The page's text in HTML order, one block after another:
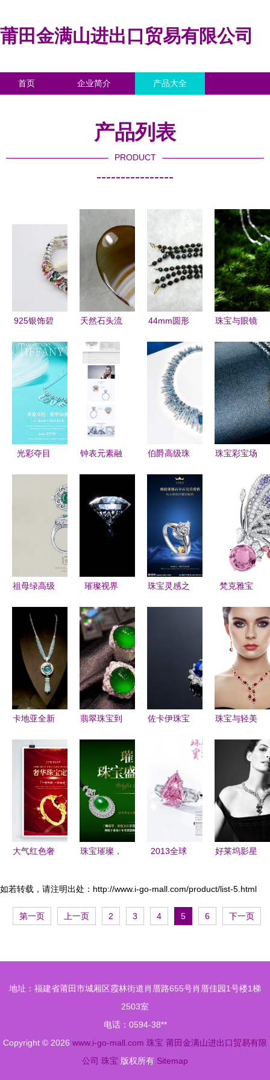
莆田金满山进出口贸易有限公司
首页 企业简介 产品大全
产品列表
PRODUCT
----------------
925银饰碧
天然宝石与
精湛工艺的
完美结合
天然石头流
宝石吊牌最
新产品与市
场指南
44mm圆形
戒面工艺品
的价格、厂
家、图片及
钟表应用
珠宝与眼镜
修图技巧
光彩夺目
钟表元素融
计效果图
伯爵高级珠
璀璨艺术的
极致奢华
珠宝彩宝场
品赏析
（一）
祖母绿高级
打造专属传
世戒指的艺
璀璨视界
宝与眼镜的
完美融合
珠宝灵感之
梵克雅宝
蝶珠宝 奢
华馆中的灵
动诗篇
卡地亚全新
Magicien高
级珠宝展登
陆上海
翡翠珠宝到
小时佩戴？
你一直理解
错的关键点
佐卡伊珠宝
宝石定制钻
石项链的艺
术魅力
珠宝与轻美
孩的时尚肖
大气红色奢
海报 眼镜
珠宝璀璨，
——探索珠
宝与眼镜的
创意融合
2013全球
鉴 璀璨瑰
宝的巅峰记
录
好莱坞影星
薇成为千叶
珠宝最新代
言人
如若转载，请注明出处：http://www.i-go-mall.com/product/list-5.html
第一页 上一页 2 3 4 5 6 下一页
地址：福建省莆田市城厢区霞林街道肖厝路655号肖厝佳园1号楼1梯
2503室
电话：0594-38**
Copyright © 2026 www.i-go-mall.com 珠宝 莆田金满山进出口贸易有限
公司 珠宝 版权所有 Sitemap